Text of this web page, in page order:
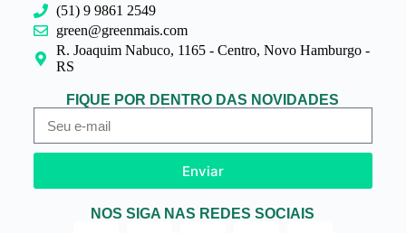
(51) 9 9861 2549
green@greenmais.com
R. Joaquim Nabuco, 1165 - Centro, Novo Hamburgo -
RS
FIQUE POR DENTRO DAS NOVIDADES
Enviar
NOS SIGA NAS REDES SOCIAIS